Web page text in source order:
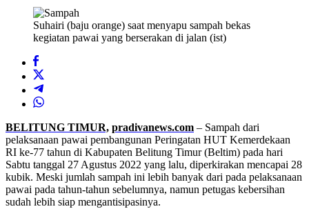
Suhairi (baju orange) saat menyapu sampah bekas
kegiatan pawai yang berserakan di jalan (ist)
BELITUNG TIMUR, pradivanews.com – Sampah dari
pelaksanaan pawai pembangunan Peringatan HUT Kemerdekaan
RI ke-77 tahun di Kabupaten Belitung Timur (Beltim) pada hari
Sabtu tanggal 27 Agustus 2022 yang lalu, diperkirakan mencapai 28
kubik. Meski jumlah sampah ini lebih banyak dari pada pelaksanaan
pawai pada tahun-tahun sebelumnya, namun petugas kebersihan
sudah lebih siap mengantisipasinya.